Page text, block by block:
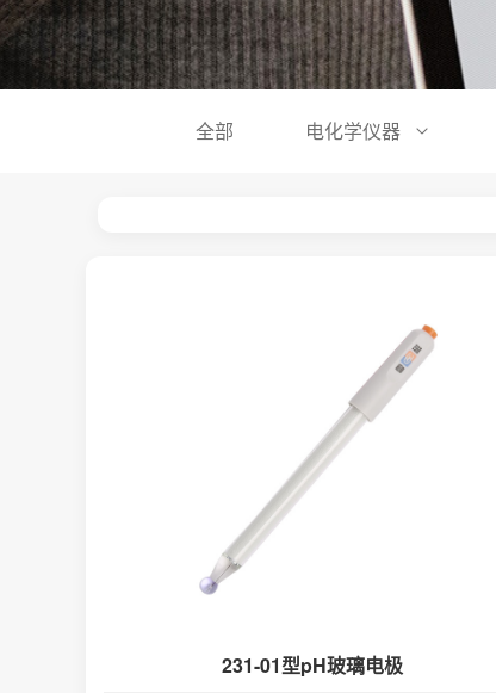
全部 电化学仪器
231-01型pH玻璃电极